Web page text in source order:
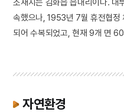
소재지는 김화읍 읍내리이다. 대
속했으나, 1953년 7월 휴전협정
되어 수복되었고, 현재 9개 면
자연환경